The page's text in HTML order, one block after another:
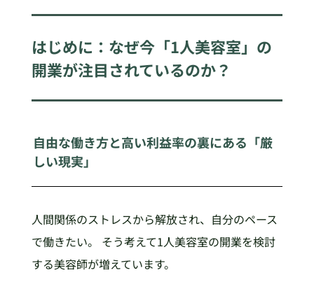
はじめに：なぜ今「1人美容室」の
開業が注目されているのか？
自由な働き方と高い利益率の裏にある「厳
しい現実」
人間関係のストレスから解放され、自分のペース
で働きたい。 そう考えて1人美容室の開業を検討
する美容師が増えています。